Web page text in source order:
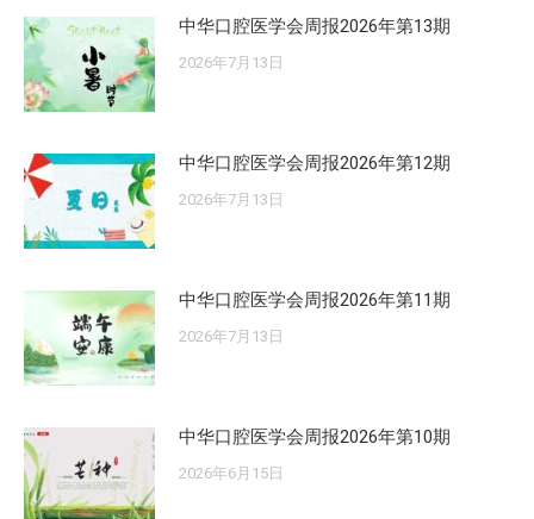
中华口腔医学会周报2026年第13期
2026年7月13日
中华口腔医学会周报2026年第12期
2026年7月13日
中华口腔医学会周报2026年第11期
2026年7月13日
中华口腔医学会周报2026年第10期
2026年6月15日